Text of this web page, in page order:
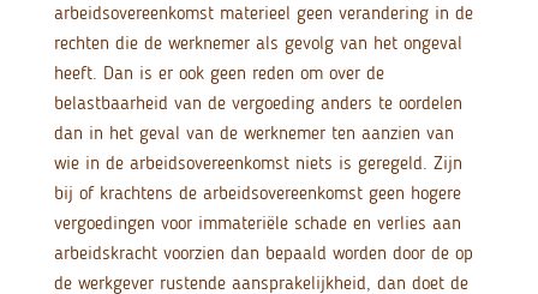
arbeidsovereenkomst materieel geen verandering in de
rechten die de werknemer als gevolg van het ongeval
heeft. Dan is er ook geen reden om over de
belastbaarheid van de vergoeding anders te oordelen
dan in het geval van de werknemer ten aanzien van
wie in de arbeidsovereenkomst niets is geregeld. Zijn
bij of krachtens de arbeidsovereenkomst geen hogere
vergoedingen voor immateriële schade en verlies aan
arbeidskracht voorzien dan bepaald worden door de op
de werkgever rustende aansprakelijkheid, dan doet de